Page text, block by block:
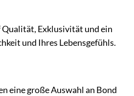
Qualität, Exklusivität und ein
und Ihres Lebensgefühls.
eine große Auswahl an Bond